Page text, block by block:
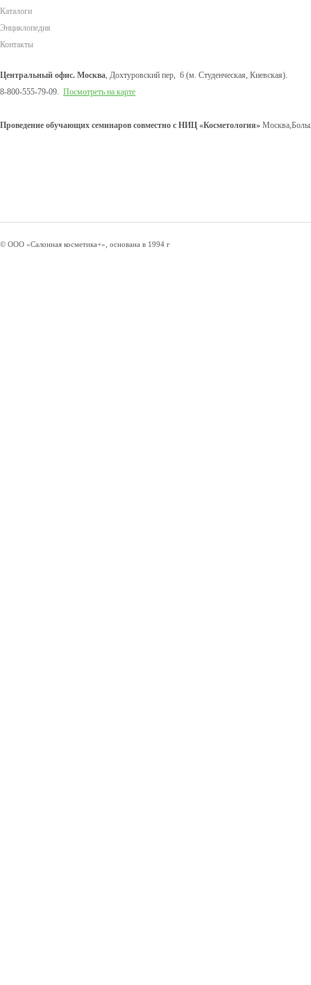
Каталоги
Энциклопедия
Контакты
Центральный офис. Москва, Дохтуровский пер, 6 (м. Студенческая, Киевская).
8-800-555-79-09. Посмотреть на карте
Проведение обучающих семинаров совместно с НИЦ «Косметология»
© ООО «Салонная косметика+», основана в 1994 г